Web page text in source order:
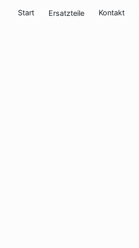
Start Ersatzteile Kontakt